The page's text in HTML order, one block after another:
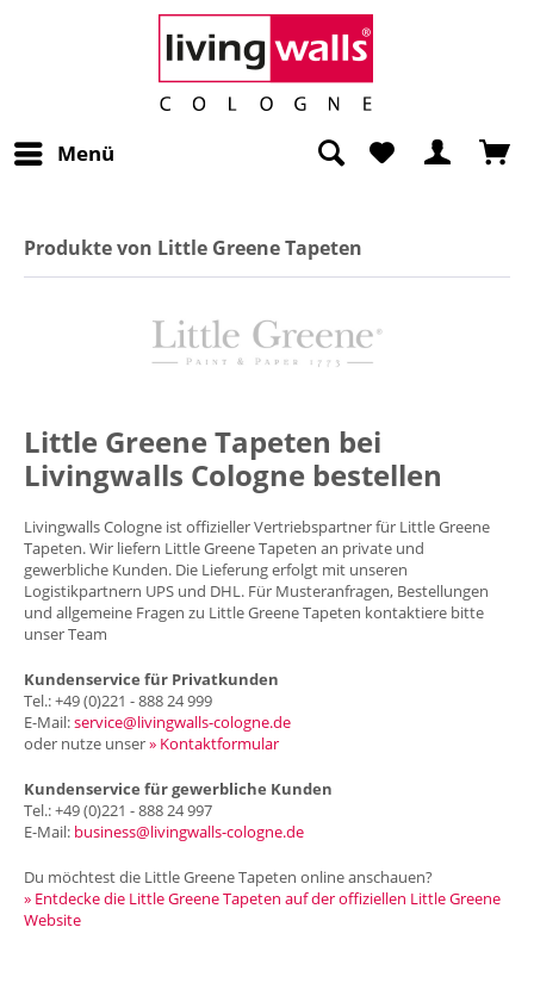
Menü
Produkte von Little Greene Tapeten
Little Greene Tapeten bei
Livingwalls Cologne bestellen
Livingwalls Cologne ist offizieller Vertriebspartner für Little Greene
Tapeten. Wir liefern Little Greene Tapeten an private und
gewerbliche Kunden. Die Lieferung erfolgt mit unseren
Logistikpartnern UPS und DHL. Für Musteranfragen, Bestellungen
und allgemeine Fragen zu Little Greene Tapeten kontaktiere bitte
unser Team
Kundenservice für Privatkunden
Tel.: +49 (0)221 - 888 24 999
E-Mail:service@livingwalls-cologne.de
oder nutze unser» Kontaktformular
Kundenservice für gewerbliche Kunden
Tel.: +49 (0)221 - 888 24 997
E-Mail: business@livingwalls-cologne.de
Du möchtest die Little Greene Tapeten online anschauen?
» Entdecke die Little Greene Tapeten auf der offiziellen Little Greene
Website